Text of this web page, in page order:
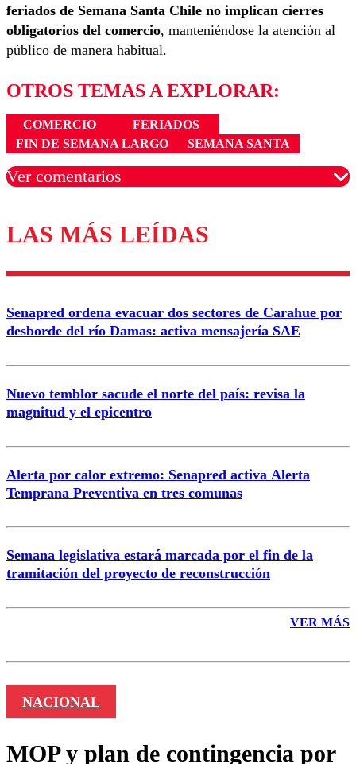
feriados de Semana Santa Chile no implican cierres
obligatorios del comercio, manteniéndose la atención al
público de manera habitual.
OTROS TEMAS A EXPLORAR:
COMERCIO
FERIADOS
FIN DE SEMANA LARGO
SEMANA SANTA
Ver comentarios
Los comentarios son moderados para garantizar un
diálogo respetuoso.
Correo
LAS MÁS LEÍDAS
Senapred ordena evacuar dos sectores de Carahue por
desborde del río Damas: activa mensajería SAE
Nuevo temblor sacude el norte del país: revisa la
magnitud y el epicentro
Alerta por calor extremo: Senapred activa Alerta
Temprana Preventiva en tres comunas
Semana legislativa estará marcada por el fin de la
tramitación del proyecto de reconstrucción
VER MÁS
NACIONAL
MOP y plan de contingencia por